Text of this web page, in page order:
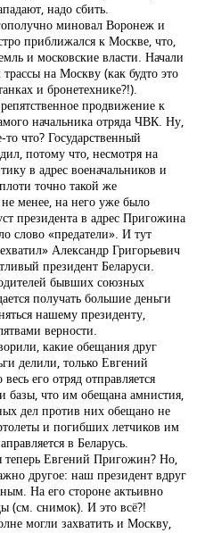
надо сбить.
миновал Воронеж и
приближался к Москве, что,
и московские власти. Начали
на Москву (как будто это
и бронетехнике?!).
продвижение к
начальника отряда ЧВК. Ну,
что? Государственный
потому что, несмотря на
в адрес военачальников и
точно такой же
менее, на него уже было
президента в адрес Пригожина
слово «предатели». И тут
Александр Григорьевич
президент Беларуси.
бывших союзных
получать большие деньги
нашему президенту,
верности.
какие обещания друг
делили, только Евгений
его отряд отправляется
базы, что им обещана амнистия,
дел против них обещано не
и погибших летчиков им
в Беларусь.
теперь Евгений Пригожин? Но,
другое: наш президент вдруг
На его стороне актьивно
(см. снимок). И это всё?!
могли захватить и Москву,